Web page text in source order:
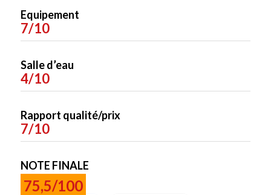
Equipement
7/10
Salle d’eau
4/10
Rapport qualité/prix
7/10
NOTE FINALE
75,5/100